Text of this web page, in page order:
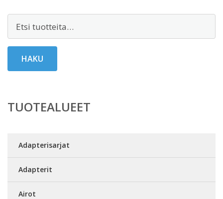
HAKU
TUOTEALUEET
Adapterisarjat
Adapterit
Airot